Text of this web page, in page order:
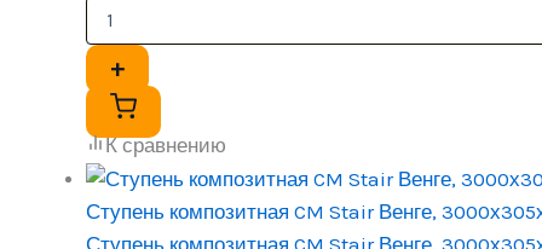
+
К сравнению
Ступень композитная CM Stair Венге,